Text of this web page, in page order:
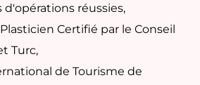
d'opérations réussies,
Certifié par le Conseil
Turc,
de Tourisme de